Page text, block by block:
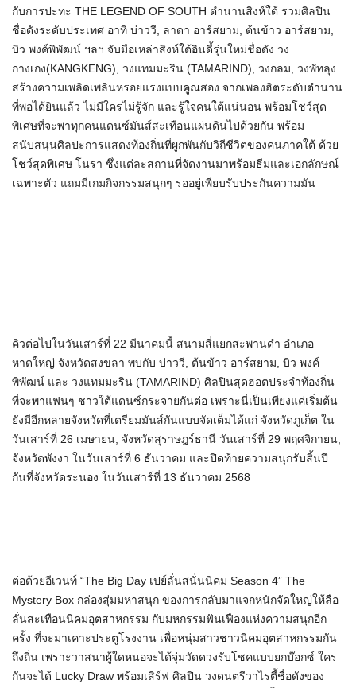
กับการปะทะ THE LEGEND OF SOUTH ตำนานสิงห์ใต้ รวมศิลปิน
ชื่อดังระดับประเทศ อาทิ บ่าววี, ลาดา อาร์สยาม, ต้นข้าว อาร์สยาม,
บิว พงค์พิพัฒน์ ฯลฯ จับมือเหล่าสิงห์ใต้อินดี้รุ่นใหม่ชื่อดัง วง
กางเกง(KANGKENG), วงแทมมะริน (TAMARIND), วงกลม, วงพัทลุง
สร้างความเพลิดเพลินหรอยแรงแบบคูณสอง จากเพลงฮิตระดับตำนาน
ที่พอได้ยินแล้ว ไม่มีใครไม่รู้จัก และรู้ใจคนใต้แน่นอน พร้อมโชว์สุด
พิเศษที่จะพาทุกคนแดนซ์มันส์สะเทือนแผ่นดินไปด้วยกัน พร้อม
สนับสนุนศิลปะการแสดงท้องถิ่นที่ผูกพันกับวิถีชีวิตของคนภาคใต้ ด้วย
โชว์สุดพิเศษ โนรา ซึ่งแต่ละสถานที่จัดงานมาพร้อมธีมและเอกลักษณ์
เฉพาะตัว แถมมีเกมกิจกรรมสนุกๆ รออยู่เพียบรับประกันความมัน
คิวต่อไปในวันเสาร์ที่ 22 มีนาคมนี้ สนามสี่แยกสะพานดำ อำเภอ
หาดใหญ่ จังหวัดสงขลา พบกับ บ่าววี, ต้นข้าว อาร์สยาม, บิว พงค์
พิพัฒน์ และ วงแทมมะริน (TAMARIND) ศิลปินสุดฮอตประจำท้องถิ่น
ที่จะพาแฟนๆ ชาวใต้แดนซ์กระจายกันต่อ เพราะนี่เป็นเพียงแค่เริ่มต้น
ยังมีอีกหลายจังหวัดที่เตรียมมันส์กันแบบจัดเต็มได้แก่ จังหวัดภูเก็ต ใน
วันเสาร์ที่ 26 เมษายน, จังหวัดสุราษฎร์ธานี วันเสาร์ที่ 29 พฤศจิกายน,
จังหวัดพังงา ในวันเสาร์ที่ 6 ธันวาคม และปิดท้ายความสนุกรับสิ้นปี
กันที่จังหวัดระนอง ในวันเสาร์ที่ 13 ธันวาคม 2568
ต่อด้วยอีเวนท์ “The Big Day เปย์ลั่นสนั่นนิคม Season 4” The
Mystery Box กล่องสุ่มมหาสนุก ของการกลับมาแจกหนักจัดใหญ่ให้ลือ
ลั่นสะเทือนนิคมอุตสาหกรรม กับมหกรรมฟันเฟืองแห่งความสนุกอีก
ครั้ง ที่จะมาเคาะประตูโรงงาน เพื่อหนุ่มสาวชาวนิคมอุตสาหกรรมกัน
ถึงถิ่น เพราะวาสนาผู้ใดหนอจะได้จุ่มวัดดวงรับโชคแบบยกบ๊อกซ์ ใคร
กันจะได้ Lucky Draw พร้อมเสิร์ฟ ศิลปิน วงดนตรีวาไรตี้ชื่อดังของ